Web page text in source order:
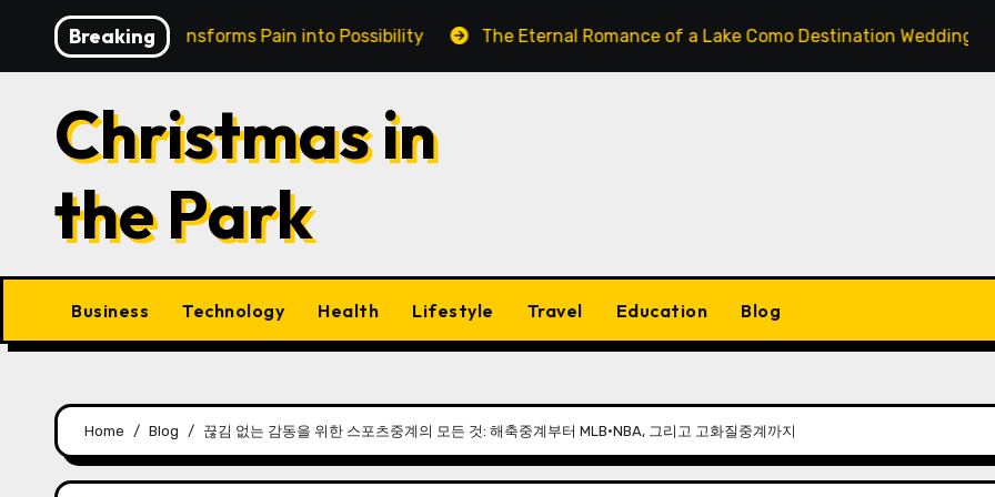
content
Breaking
in Cairns Transforms Pain into Possibility The Eternal Romance of a Lake Como Destination Wedding: Where
Christmas in
the Park
Business Technology Health Lifestyle Travel Education Blog
Home Blog 끊김 없는 감동을 위한 스포츠중계의 모든 것: 해축중계부터 MLB·NBA, 그리고 고화질중계까지